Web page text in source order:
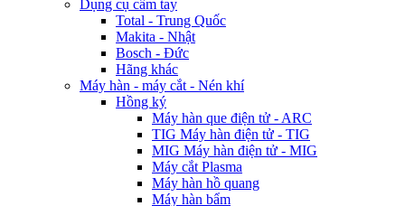
Dụng cụ cầm tay
Total - Trung Quốc
Makita - Nhật
Bosch - Đức
Hãng khác
Máy hàn - máy cắt - Nén khí
Hồng ký
Máy hàn que điện tử - ARC
TIG Máy hàn điện tử - TIG
MIG Máy hàn điện tử - MIG
Máy cắt Plasma
Máy hàn hồ quang
Máy hàn bẩm